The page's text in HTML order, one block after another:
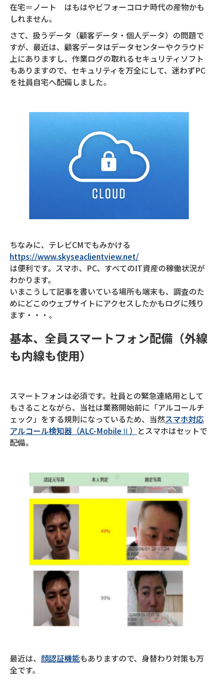
在宅＝ノート はもはやビフォーコロナ時代の産物かも
しれません。
さて、扱うデータ（顧客データ・個人データ）の問題で
すが、最近は、顧客データはデータセンターやクラウド
上にありますし、作業ログの取れるセキュリティソフト
もありますので、セキュリティを万全にして、迷わずPC
を社員自宅へ配備しました。
ちなみに、テレビCMでもみかける
https://www.skyseaclientview.net/
は便利です。スマホ、PC、すべてのIT資産の稼働状況が
わかります。
いまこうして記事を書いている場所も端末も、調査のた
めにどこのウェブサイトにアクセスしたかもログに残り
ます・・・。
基本、全員スマートフォン配備（外線
も内線も使用）
スマートフォンは必須です。社員との緊急連絡用として
もさることながら、当社は業務開始前に「アルコールチ
ェック」をする規則になっているため、当然スマホ対応
アルコール検知器（ALC-MobileⅡ） とスマホはセットで
配備。
最近は、 顔認証機能もありますので、身替わり対策も万
全です。